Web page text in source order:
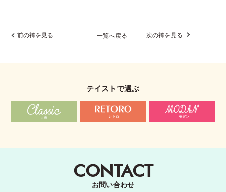
前の袴を見る 一覧へ戻る 次の袴を見る
テイストで選ぶ
CONTACT
お問い合わせ